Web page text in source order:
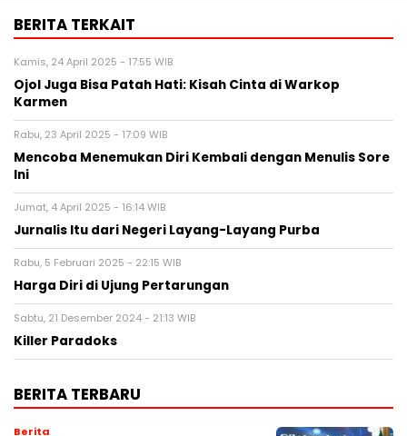
BERITA TERKAIT
Kamis, 24 April 2025 - 17:55 WIB
Ojol Juga Bisa Patah Hati: Kisah Cinta di Warkop
Karmen
Rabu, 23 April 2025 - 17:09 WIB
Mencoba Menemukan Diri Kembali dengan Menulis Sore
Ini
Jumat, 4 April 2025 - 16:14 WIB
Jurnalis Itu dari Negeri Layang-Layang Purba
Rabu, 5 Februari 2025 - 22:15 WIB
Harga Diri di Ujung Pertarungan
Sabtu, 21 Desember 2024 - 21:13 WIB
Killer Paradoks
BERITA TERBARU
Berita